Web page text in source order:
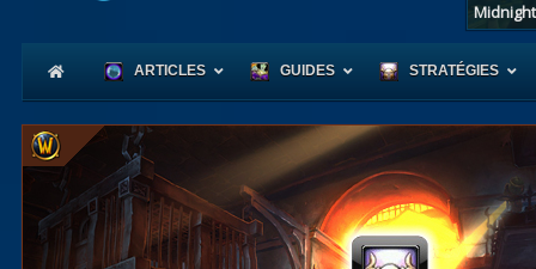
Midnight
ARTICLES GUIDES
Coeur
STRATÉGIES